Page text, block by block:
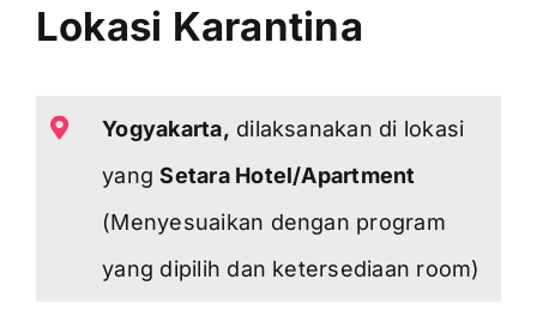
Lokasi Karantina
Yogyakarta, dilaksanakan di lokasi
yangSetara Hotel/Apartment
(Menyesuaikan dengan program
yang dipilih dan ketersediaan room)